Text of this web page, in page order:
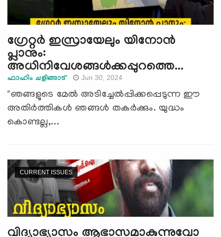
ഗ്രേറ്റർ ഇസ്രായേലും യിനോൻ
പ്ലാനും:
അധിനിവേശങ്ങൾക്കപ്പുറത്തെ...
ഫാഹിം ചളിങ്ങാട് Jun 30, 2024
"ഞങ്ങളുടെ മേൽ അടിച്ചേൽപ്പിക്കപ്പെടുന്ന ഈ
അതിർത്തികൾ ഞങ്ങൾ തകർക്കും. യുദ്ധം
കൊണ്ടല്ല,...
CURRENT ISSUES
വിദ്യാഭ്യാസം ആഭാസമാകുന്നുവോ